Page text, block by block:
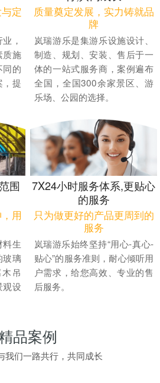
定
，
质施
同的
提
质量奠定发展，实力铸就品
牌
岚瑞游乐是集游乐设施设计、
制造、规划、安装、售后于一
体的一站式服务商，案例遍布
全国，全国300余家景区、游
乐场、公园的选择。
围
用
生
玻璃
吊
设
7X24小时服务体系,更贴心
的服务
只为做更好的产品更周到的
服务
岚瑞游乐始终坚持“用心-真心-
贴心”的服务准则，耐心倾听用
户需求，给您高效、专业的售
后服务。
品案例
我们一路共行，共同成长